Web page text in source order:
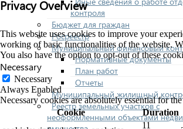
контроля
Бюджет для граждан
Росреестр
Муниципальный финансовый
Нормативные документы
План работ
Отчеты
Муниципальный жилищный
Реестр земельных участков с
неоформленными объектами
Privacy Overview
This website uses cookies to improve your
working of basic functionalities of the website.
You also have the option to opt-out of these
Necessary
Necessary
Always Enabled
Necessary cookies are absolutely essential for
Cookie
Duration
11